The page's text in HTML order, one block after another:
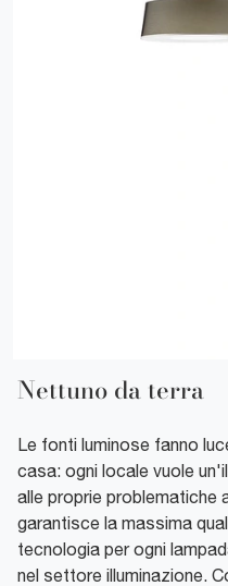
Nettuno da terra
Le fonti luminose fanno
casa: ogni locale vuole
alle proprie problematiche
garantisce la massima
tecnologia per ogni
nel settore illuminazione.